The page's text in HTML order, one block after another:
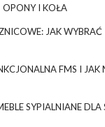
OPONY I KOŁA
JAK
FMS I JAK
SYPIALNIANE